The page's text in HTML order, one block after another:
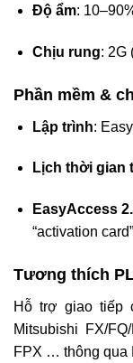
Độ ẩm:
Chịu rung: 2G
Phần mềm &
Lập trình:
Lịch thời gian
EasyAccess
“activation
Tương thích
Hỗ trợ giao tiếp
Mitsubishi FX/
FPX … thông qua